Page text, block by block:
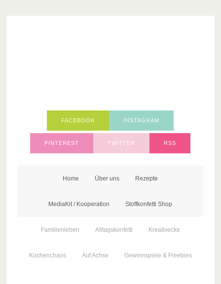
FACEBOOK INSTAGRAM
PINTEREST TWITTER RSS
Home Über uns Rezepte
MediaKit / Kooperation Stoffkonfetti Shop
Familienleben Alltagskonfetti Kreativecke
Küchenchaos Auf Achse Gewinnspiele & Freebies